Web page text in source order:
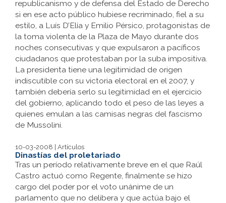
republicanismo y de defensa del Estado de Derecho
si en ese acto público hubiese recriminado, fiel a su
estilo, a Luís D’Elía y Emilio Pérsico, protagonistas de
la toma violenta de la Plaza de Mayo durante dos
noches consecutivas y que expulsaron a pacíficos
ciudadanos que protestaban por la suba impositiva.
La presidenta tiene una legitimidad de origen
indiscutible con su victoria electoral en el 2007, y
también debería serlo su legitimidad en el ejercicio
del gobierno, aplicando todo el peso de las leyes a
quienes emulan a las camisas negras del fascismo
de Mussolini.
10-03-2008 | Artículos
Dinastías del proletariado
Tras un período relativamente breve en el que Raúl
Castro actuó como Regente, finalmente se hizo
cargo del poder por el voto unánime de un
parlamento que no delibera y que actúa bajo el